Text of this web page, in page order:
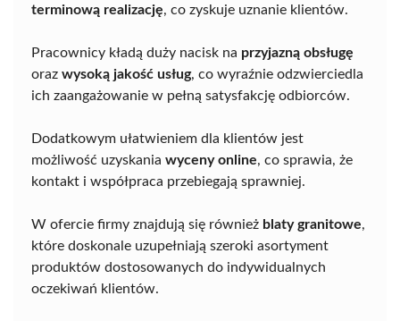
terminową realizację, co zyskuje uznanie klientów.
Pracownicy kładą duży nacisk na przyjazną obsługę
oraz wysoką jakość usług, co wyraźnie odzwierciedla
ich zaangażowanie w pełną satysfakcję odbiorców.
Dodatkowym ułatwieniem dla klientów jest
możliwość uzyskania wyceny online, co sprawia, że
kontakt i współpraca przebiegają sprawniej.
W ofercie firmy znajdują się również blaty granitowe,
które doskonale uzupełniają szeroki asortyment
produktów dostosowanych do indywidualnych
oczekiwań klientów.